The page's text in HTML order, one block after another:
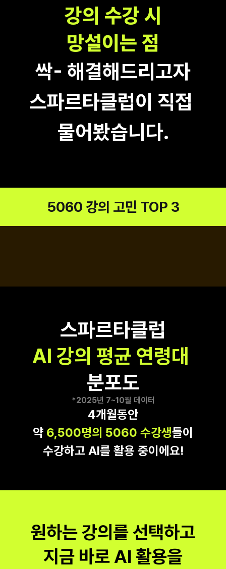
강의 수강 시
망설이는 점
싹- 해결해드리고자
스파르타클럽이 직접
물어봤습니다.
5060 강의 고민 TOP 3
스파르타클럽
AI 강의 평균 연령대
분포도
*2025년 7~10월 데이터
4개월동안
약 6,500명의 5060 수강생들이
수강하고 AI를 활용 중이에요!
원하는 강의를 선택하고
지금 바로 AI 활용을